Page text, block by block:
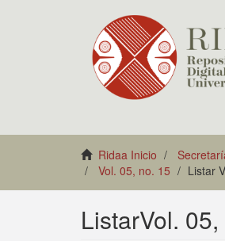
Ridaa Inicio
Vol. 05, no. 15
Listar
ListarVol.